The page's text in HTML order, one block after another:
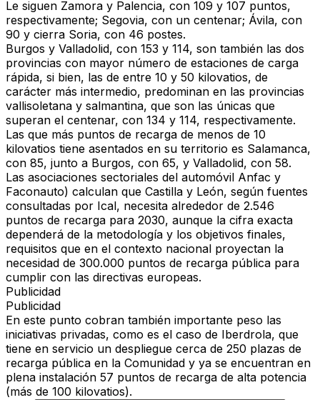
Le siguen Zamora y Palencia, con 109 y 107 puntos,
respectivamente; Segovia, con un centenar; Ávila, con
90 y cierra Soria, con 46 postes.
Burgos y Valladolid, con 153 y 114, son también las dos
provincias con mayor número de estaciones de carga
rápida, si bien, las de entre 10 y 50 kilovatios, de
carácter más intermedio, predominan en las provincias
vallisoletana y salmantina, que son las únicas que
superan el centenar, con 134 y 114, respectivamente.
Las que más puntos de recarga de menos de 10
kilovatios tiene asentados en su territorio es Salamanca,
con 85, junto a Burgos, con 65, y Valladolid, con 58.
Las asociaciones sectoriales del automóvil Anfac y
Faconauto) calculan que Castilla y León, según fuentes
consultadas por Ical, necesita alrededor de 2.546
puntos de recarga para 2030, aunque la cifra exacta
dependerá de la metodología y los objetivos finales,
requisitos que en el contexto nacional proyectan la
necesidad de 300.000 puntos de recarga pública para
cumplir con las directivas europeas.
Publicidad
Publicidad
En este punto cobran también importante peso las
iniciativas privadas, como es el caso de Iberdrola, que
tiene en servicio un despliegue cerca de 250 plazas de
recarga pública en la Comunidad y ya se encuentran en
plena instalación 57 puntos de recarga de alta potencia
(más de 100 kilovatios).